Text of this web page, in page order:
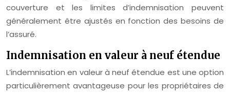
couverture et les limites d’indemnisation peuvent
généralement être ajustés en fonction des besoins de
l’assuré.
Indemnisation en valeur à neuf étendue
L’indemnisation en valeur à neuf étendue est une option
particulièrement avantageuse pour les propriétaires de